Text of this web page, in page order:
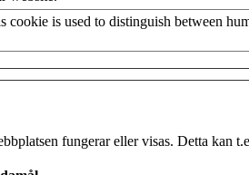
cookie is used to distinguish between
fungerar eller visas. Detta kan